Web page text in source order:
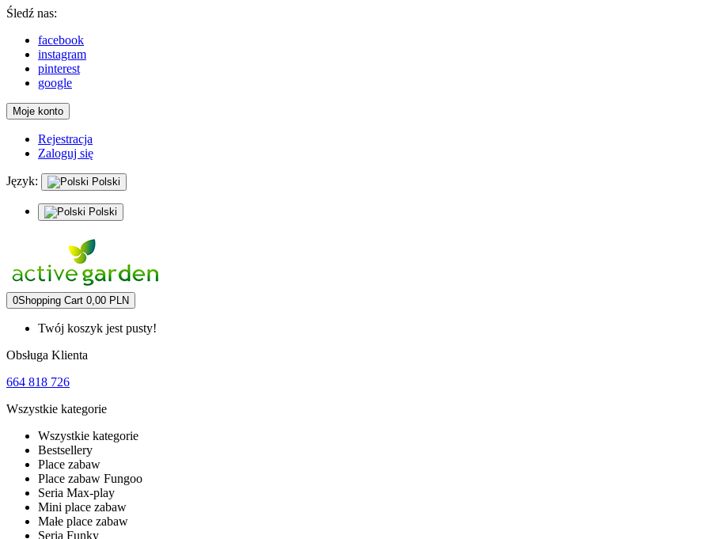
Śledź nas:
facebook
instagram
pinterest
google
Moje konto
Rejestracja
Zaloguj się
Język: Polski
Polski
0Shopping Cart 0,00 PLN
Twój koszyk jest pusty!
Obsługa Klienta
664 818 726
Wszystkie kategorie
Wszystkie kategorie
Bestsellery
Place zabaw
Place zabaw Fungoo
Seria Max-play
Mini place zabaw
Małe place zabaw
Seria Funky